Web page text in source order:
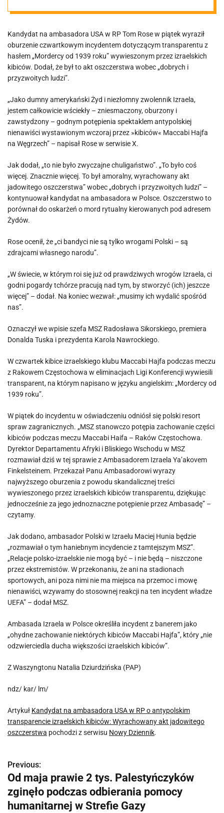
transparencie
izraelskich
kibiców:
Wyrachowany
akt jadowitego
oszczerstwa
Kandydat na ambasadora USA w RP Tom Rose w piątek wyraził
oburzenie czwartkowym incydentem dotyczącym transparentu z
hasłem „Mordercy od 1939 roku” wywieszonym przez izraelskich
kibiców. Dodał, że był to akt oszczerstwa wobec „dobrych i
przyzwoitych ludzi”.
„Jako dumny amerykański Żyd i niezłomny zwolennik Izraela,
jestem całkowicie wściekły – zniesmaczony, oburzony i
zawstydzony – godnym potępienia spektaklem antypolskiej
nienawiści wystawionym wczoraj przez »kibiców« Maccabi Hajfa
na Węgrzech” – napisał Rose w serwisie X.
Jak dodał, „to nie było zwyczajne chuligaństwo”. „To było coś
więcej. Znacznie więcej. To był amoralny, wyrachowany akt
jadowitego oszczerstwa” wobec „dobrych i przyzwoitych ludzi” –
kontynuował kandydat na ambasadora w Polsce. Oszczerstwo to
porównał do oskarżeń o mord rytualny kierowanych pod adresem
Żydów.
Rose ocenił, że „ci bandyci nie są tylko wrogami Polski – są
zdrajcami własnego narodu”.
„W świecie, w którym roi się już od prawdziwych wrogów Izraela, ci
godni pogardy tchórze pracują nad tym, by stworzyć (ich) jeszcze
więcej” – dodał. Na koniec wezwał: „musimy ich wydalić spośród
nas”.
Oznaczył we wpisie szefa MSZ Radosława Sikorskiego, premiera
Donalda Tuska i prezydenta Karola Nawrockiego.
W czwartek kibice izraelskiego klubu Maccabi Hajfa podczas meczu
z Rakowem Częstochowa w eliminacjach Ligi Konferencji wywiesili
transparent, na którym napisano w języku angielskim: „Mordercy od
1939 roku”.
W piątek do incydentu w oświadczeniu odniósł się polski resort
spraw zagranicznych. „MSZ stanowczo potępia zachowanie części
kibiców podczas meczu Maccabi Haifa – Raków Częstochowa.
Dyrektor Departamentu Afryki i Bliskiego Wschodu w MSZ
rozmawiał dziś w tej sprawie z Ambasadorem Izraela Ya’akovem
Finkelsteinem. Przekazał Panu Ambasadorowi wyrazy
najwyższego oburzenia z powodu skandalicznej treści
wywieszonego przez izraelskich kibiców transparentu, dziękując
jednocześnie za jego jednoznaczne potępienie przez Ambasadę” –
czytamy.
Jak dodano, ambasador Polski w Izraelu Maciej Hunia będzie
„rozmawiał o tym haniebnym incydencie z tamtejszym MSZ”.
„Relacje polsko-izraelskie nie mogą być – i nie będą – niszczone
przez ekstremistów. W przekonaniu, że ani na stadionach
sportowych, ani poza nimi nie ma miejsca na przemoc i mowę
nienawiści, wzywamy do stosownej reakcji na ten incydent władze
UEFA” – dodał MSZ.
Ambasada Izraela w Polsce określiła incydent z banerem jako
„ohydne zachowanie niektórych kibiców Maccabi Hajfa”, który „nie
odzwierciedla ducha większości izraelskich kibiców”.
Z Waszyngtonu Natalia Dziurdzińska (PAP)
ndz/ kar/ lm/
Artykuł Kandydat na ambasadora USA w RP o antypolskim
transparencie izraelskich kibiców: Wyrachowany akt jadowitego
oszczerstwa pochodzi z serwisu Nowy Dziennik.
N
a
w
Previous:
Od maja prawie 2 tys. Palestyńczyków
zginęło podczas odbierania pomocy
humanitarnej w Strefie Gazy